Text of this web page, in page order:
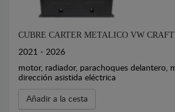
CUBRE CARTER METALICO VW
2021 - 2026
motor, radiador, parachoques delantero,
dirección asistida eléctrica
Añadir a la cesta